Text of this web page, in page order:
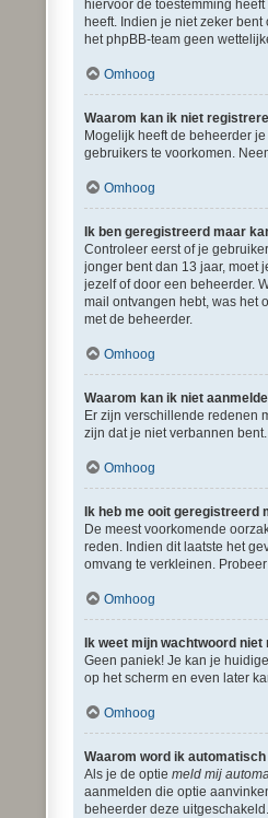
hiervoor de toestemming
heeft. Indien je niet zeker
het phpBB-team geen
Omhoog
Waarom kan ik niet
Mogelijk heeft de beheerder
gebruikers te voorkomen.
Omhoog
Ik ben geregistreerd maar
Controleer eerst of je
jonger bent dan 13 jaar, moet
jezelf of door een beheerder.
mail ontvangen hebt, was het
met de beheerder.
Omhoog
Waarom kan ik niet
Er zijn verschillende redenen
zijn dat je niet verbannen
Omhoog
Ik heb me ooit geregistreerd
De meest voorkomende
reden. Indien dit laatste het
omvang te verkleinen.
Omhoog
Ik weet mijn wachtwoord niet
Geen paniek! Je kan je
op het scherm en even later
Omhoog
Waarom word ik
Als je de optiemeld mij
aanmelden die optie
beheerder deze uitgeschakeld.